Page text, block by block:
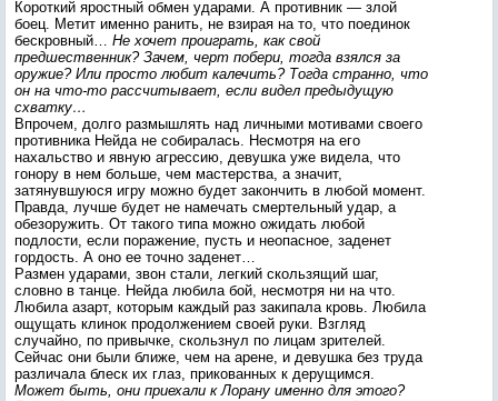
Короткий яростный обмен ударами. А противник — злой
боец. Метит именно ранить, не взирая на то, что поединок
бескровный… Не хочет проиграть, как свой
предшественник? Зачем, черт побери, тогда взялся за
оружие? Или просто любит калечить? Тогда странно, что
он на что-то рассчитывает, если видел предыдущую
схватку…
Впрочем, долго размышлять над личными мотивами своего
противника Нейда не собиралась. Несмотря на его
нахальство и явную агрессию, девушка уже видела, что
гонору в нем больше, чем мастерства, а значит,
затянувшуюся игру можно будет закончить в любой момент.
Правда, лучше будет не намечать смертельный удар, а
обезоружить. От такого типа можно ожидать любой
подлости, если поражение, пусть и неопасное, заденет
гордость. А оно ее точно заденет…
Размен ударами, звон стали, легкий скользящий шаг,
словно в танце. Нейда любила бой, несмотря ни на что.
Любила азарт, которым каждый раз закипала кровь. Любила
ощущать клинок продолжением своей руки. Взгляд
случайно, по привычке, скользнул по лицам зрителей.
Сейчас они были ближе, чем на арене, и девушка без труда
различала блеск их глаз, прикованных к дерущимся.
Может быть, они приехали к Лорану именно для этого?